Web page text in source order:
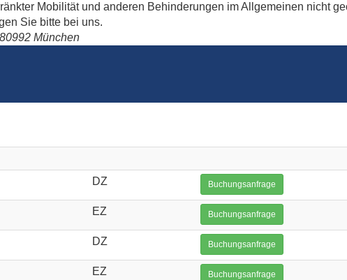
Mobilität und anderen Behinderungen im Allgemeinen nicht
Sie bitte bei uns.
München
DZ Buchungsanfrage
EZ Buchungsanfrage
DZ Buchungsanfrage
EZ Buchungsanfrage